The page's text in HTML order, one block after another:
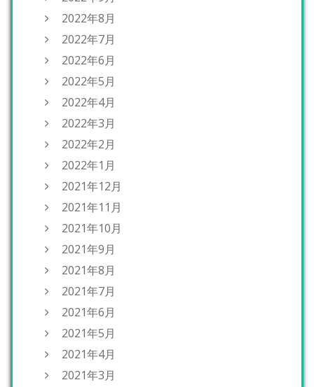
2022年8月
2022年7月
2022年6月
2022年5月
2022年4月
2022年3月
2022年2月
2022年1月
2021年12月
2021年11月
2021年10月
2021年9月
2021年8月
2021年7月
2021年6月
2021年5月
2021年4月
2021年3月